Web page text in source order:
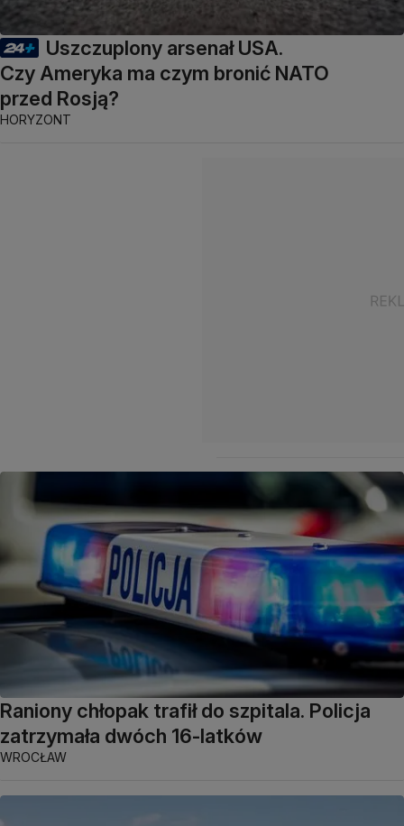
Uszczuplony arsenał USA.
Czy Ameryka ma czym bronić NATO
przed Rosją?
HORYZONT
Raniony chłopak trafił do szpitala. Policja
zatrzymała dwóch 16-latków
WROCŁAW